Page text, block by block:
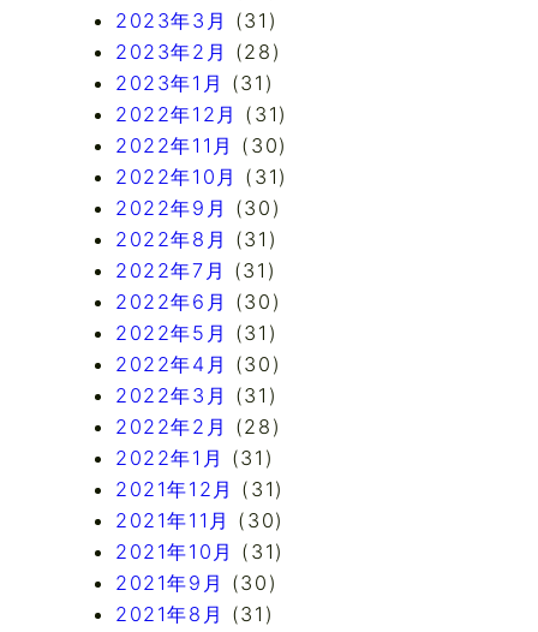
2023年3月 (31)
2023年2月 (28)
2023年1月 (31)
2022年12月 (31)
2022年11月 (30)
2022年10月 (31)
2022年9月 (30)
2022年8月 (31)
2022年7月 (31)
2022年6月 (30)
2022年5月 (31)
2022年4月 (30)
2022年3月 (31)
2022年2月 (28)
2022年1月 (31)
2021年12月 (31)
2021年11月 (30)
2021年10月 (31)
2021年9月 (30)
2021年8月 (31)